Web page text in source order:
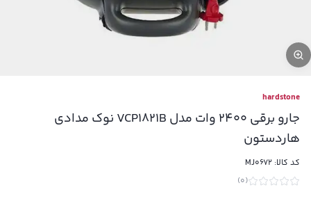
hardstone
جارو برقی 2400 وات مدل VCP1821B نوک مدادی
هاردستون
کد کالا: MJ0672
(
0
)